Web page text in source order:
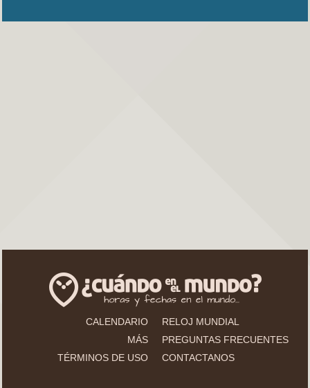
CALENDARIO
RELOJ MUNDIAL
MÁS
PREGUNTAS FRECUENTES
TÉRMINOS DE USO
CONTACTANOS